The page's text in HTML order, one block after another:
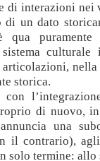
di interazioni nei
un dato
puramente
nella
storica.
di nuovo,
una
il contrario),
solo termine: